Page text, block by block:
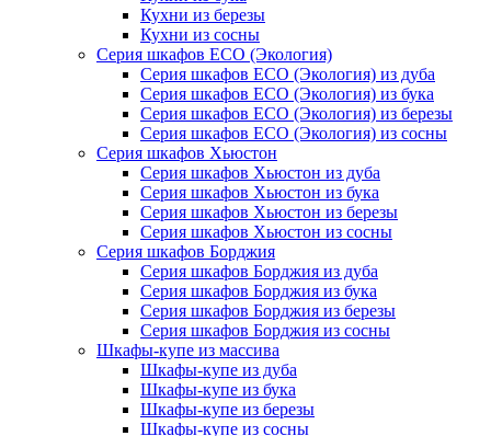
Кухни из березы
Кухни из сосны
Серия шкафов ECO (Экология)
Серия шкафов ECO (Экология) из дуба
Серия шкафов ECO (Экология) из бука
Серия шкафов ECO (Экология) из березы
Серия шкафов ECO (Экология) из сосны
Серия шкафов Хьюстон
Серия шкафов Хьюстон из дуба
Серия шкафов Хьюстон из бука
Серия шкафов Хьюстон из березы
Серия шкафов Хьюстон из сосны
Серия шкафов Борджия
Серия шкафов Борджия из дуба
Серия шкафов Борджия из бука
Серия шкафов Борджия из березы
Серия шкафов Борджия из сосны
Шкафы-купе из массива
Шкафы-купе из дуба
Шкафы-купе из бука
Шкафы-купе из березы
Шкафы-купе из сосны